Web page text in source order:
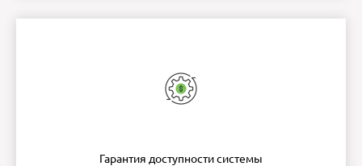
Гарантия доступности системы